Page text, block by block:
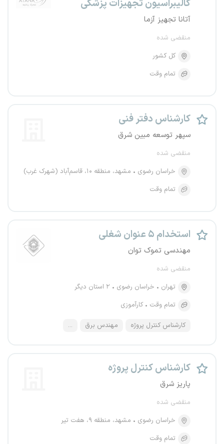
کالیبراسیون تجهیزات پزشکی
آتانا تجهیز آزما
منقضی شده
کل کشور
تمام وقت
کارشناس دفتر فنی
سپهر توسعه مبین شرق
منقضی شده
خراسان رضوی
مشهد، منطقه ۱۰، قاسم‌آباد (شهرک غرب)
تمام وقت
استخدام ۵ عنوان شغلی
مهندسی تموک توان
منقضی شده
تهران
خراسان رضوی
۲ استان دیگر
تمام وقت
کارآموزی
کارشناس کنترل پروژه مهندس برق ...
کارشناس کنترل پروژه
پاریز شرق
منقضی شده
خراسان رضوی
مشهد، منطقه ۹، هفت تیر
تمام وقت